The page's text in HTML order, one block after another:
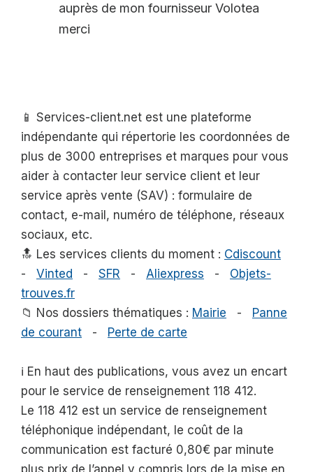
auprès de mon fournisseur Volotea
merci
📱 Services-client.net est une plateforme
indépendante qui répertorie les coordonnées de
plus de 3000 entreprises et marques pour vous
aider à contacter leur service client et leur
service après vente (SAV) : formulaire de
contact, e-mail, numéro de téléphone, réseaux
sociaux, etc.
🔝 Les services clients du moment : Cdiscount
- Vinted - SFR - Aliexpress - Objets-
trouves.fr
📁 Nos dossiers thématiques : Mairie - Panne
de courant - Perte de carte
ℹ️ En haut des publications, vous avez un encart
pour le service de renseignement 118 412.
Le 118 412 est un service de renseignement
téléphonique indépendant, le coût de la
communication est facturé 0,80€ par minute